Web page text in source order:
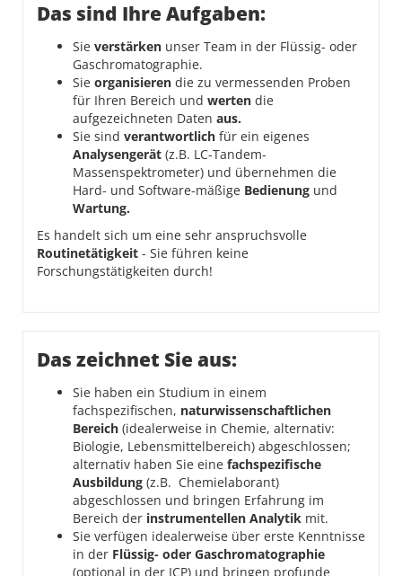
Das sind Ihre Aufgaben:
Sie verstärken unser Team in der Flüssig- oder
Gaschromatographie.
Sie organisieren die zu vermessenden Proben
für Ihren Bereich und werten die
aufgezeichneten Daten aus.
Sie sind verantwortlich für ein eigenes
Analysengerät (z.B. LC-Tandem-
Massenspektrometer) und übernehmen die
Hard- und Software-mäßige Bedienung und
Wartung.
Es handelt sich um eine sehr anspruchsvolle
Routinetätigkeit - Sie führen keine
Forschungstätigkeiten durch!
Das zeichnet Sie aus:
Sie haben ein Studium in einem
fachspezifischen, naturwissenschaftlichen
Bereich (idealerweise in Chemie, alternativ:
Biologie, Lebensmittelbereich) abgeschlossen;
alternativ haben Sie eine fachspezifische
Ausbildung (z.B. Chemielaborant)
abgeschlossen und bringen Erfahrung im
Bereich der instrumentellen Analytik mit.
Sie verfügen idealerweise über erste Kenntnisse
in der Flüssig- oder Gaschromatographie
(optional in der ICP) und bringen profunde